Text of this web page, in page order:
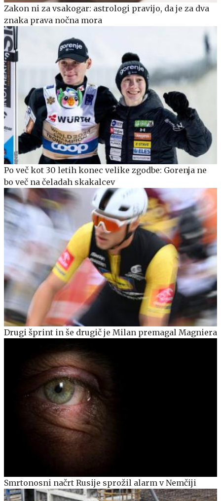
Zakon ni za vsakogar: astrologi pravijo, da je za dva
znaka prava nočna mora
Po več kot 30 letih konec velike zgodbe: Gorenja ne
bo več na čeladah skakalcev
Drugi šprint in še drugič je Milan premagal Magniera
Smrtonosni načrt Rusije sprožil alarm v Nemčiji